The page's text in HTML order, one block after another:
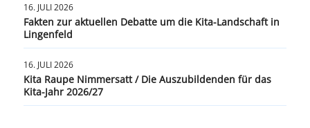
16. JULI 2026
Fakten zur aktuellen Debatte um die Kita-Landschaft in
Lingenfeld
16. JULI 2026
Kita Raupe Nimmersatt / Die Auszubildenden für das
Kita-Jahr 2026/27